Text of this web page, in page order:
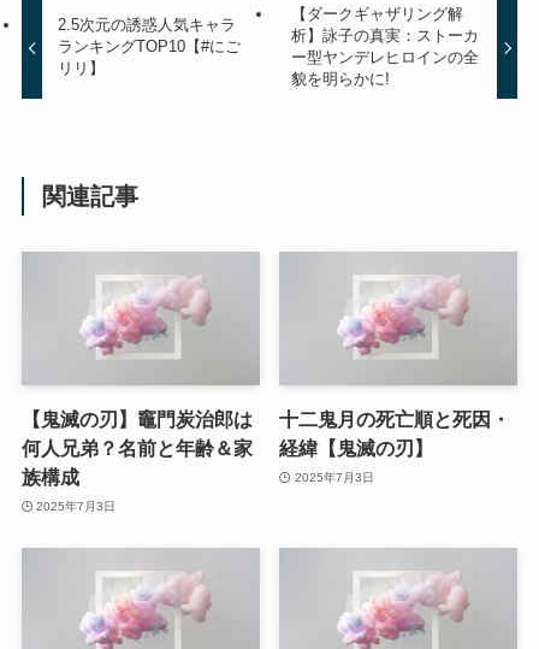
2.5次元の誘惑人気キャラ
ランキングTOP10【#にご
リリ】
【ダークギャザリング解
析】詠子の真実：ストーカ
ー型ヤンデレヒロインの全
貌を明らかに!
関連記事
【鬼滅の刃】竈門炭治郎は
何人兄弟？名前と年齢＆家
族構成
2025年7月3日
十二鬼月の死亡順と死因・
経緯【鬼滅の刃】
2025年7月3日